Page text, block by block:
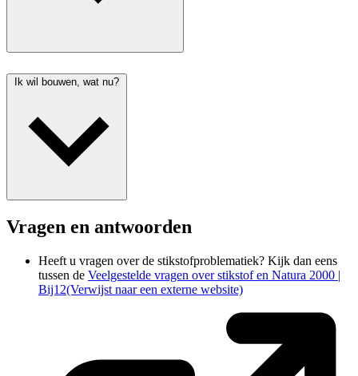
Ik wil bouwen, wat nu?
Vragen en antwoorden
Heeft u vragen over de stikstofproblematiek? Kijk dan eens
tussen de Veelgestelde vragen over stikstof en Natura 2000 |
Bij12(Verwijst naar een externe website)